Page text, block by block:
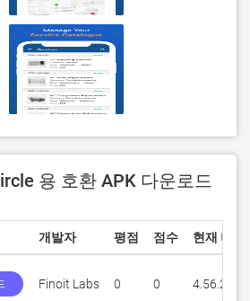
용 호환 APK 다운로드
개발자 평점 점수 현재 버전
Finoit Labs 0 0 4.56.2